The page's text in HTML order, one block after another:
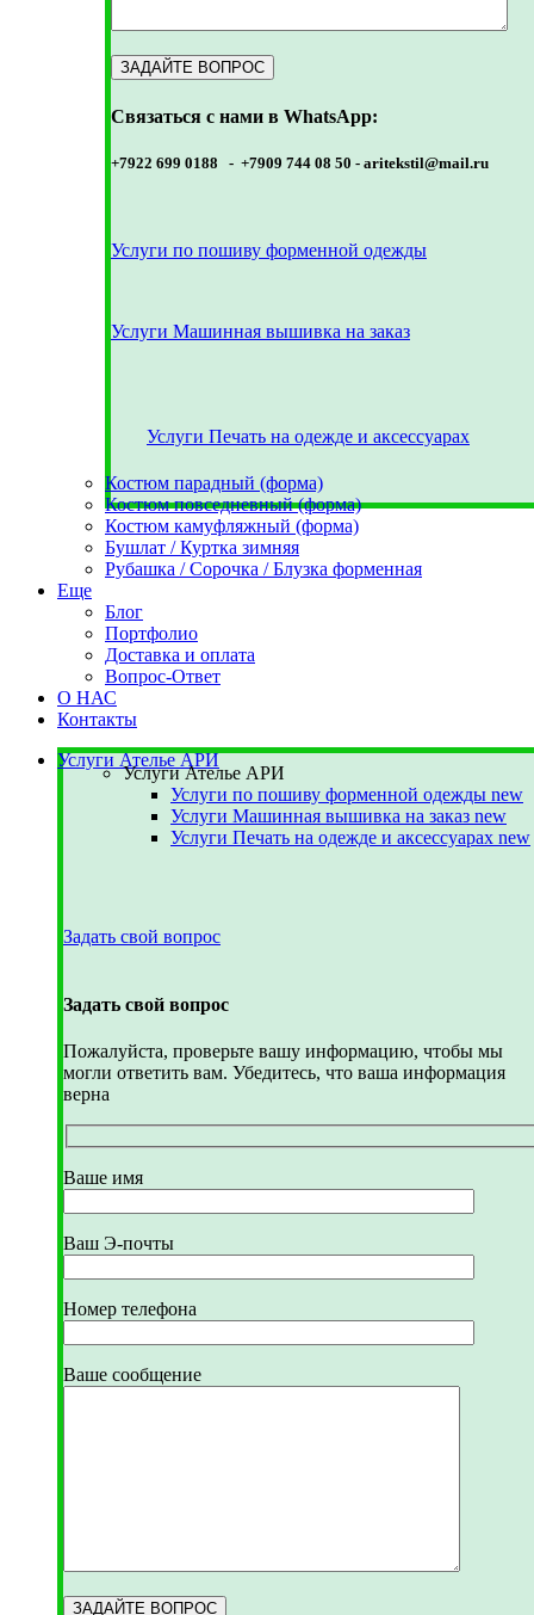
Связаться с нами в WhatsApp:
+7922 699 0188 - +7909 744 08 50 - aritekstil@mail.ru
Услуги по пошиву форменной одежды
Услуги Машинная вышивка на заказ
Услуги Печать на одежде и аксессуарах
Костюм парадный (форма)
Костюм повседневный (форма)
Костюм камуфляжный (форма)
Бушлат / Куртка зимняя
Рубашка / Сорочка / Блузка форменная
Еще
Блог
Портфолио
Доставка и оплата
Вопрос-Ответ
О НАС
Контакты
Услуги Ателье АРИ
Услуги Ателье АРИ
Услуги по пошиву форменной одежды new
Услуги Машинная вышивка на заказ new
Услуги Печать на одежде и аксессуарах new
Задать свой вопрос
Задать свой вопрос
Пожалуйста, проверьте вашу информацию, чтобы мы
могли ответить вам. Убедитесь, что ваша информация
верна
Ваше имя
Ваш Э-почты
Номер телефона
Ваше сообщение